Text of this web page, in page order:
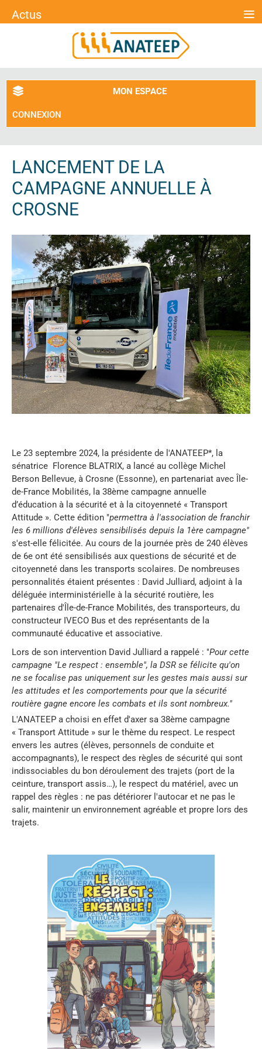
MON ESPACE
CONNEXION
LANCEMENT DE LA
CAMPAGNE ANNUELLE À
CROSNE
Le 23 septembre 2024, la présidente de l'ANATEEP*, la
sénatrice Florence BLATRIX, a lancé au collège Michel
Berson Bellevue, à Crosne (Essonne), en partenariat avec Île-
de-France Mobilités, la 38ème campagne annuelle
d’éducation à la sécurité et à la citoyenneté « Transport
Attitude ». Cette édition "permettra à l'association de franchir
les 6 millions d'élèves sensibilisés depuis la 1ère campagne"
s'est-elle félicitée. Au cours de la journée près de 240 élèves
de 6e ont été sensibilisés aux questions de sécurité et de
citoyenneté dans les transports scolaires. De nombreuses
personnalités étaient présentes : David Julliard, adjoint à la
déléguée interministérielle à la sécurité routière, les
partenaires d'Île-de-France Mobilités, des transporteurs, du
constructeur IVECO Bus et des représentants de la
communauté éducative et associative.
Lors de son intervention David Julliard a rappelé : "Pour cette
campagne "Le respect : ensemble", la DSR se félicite qu'on
ne se focalise pas uniquement sur les gestes mais aussi sur
les attitudes et les comportements pour que la sécurité
routière gagne encore les combats et ils sont nombreux."
L'ANATEEP a choisi en effet d'axer sa 38ème campagne
« Transport Attitude » sur le thème du respect. Le respect
envers les autres (élèves, personnels de conduite et
accompagnants), le respect des règles de sécurité qui sont
indissociables du bon déroulement des trajets (port de la
ceinture, transport assis…), le respect du matériel, avec un
rappel des règles : ne pas détériorer l'autocar et ne pas le
salir, maintenir un environnement agréable et propre lors des
trajets.
Actus ≡